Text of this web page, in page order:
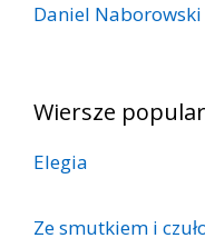
Daniel Naborowski
Wiersze
Elegia
Ze smutkiem i